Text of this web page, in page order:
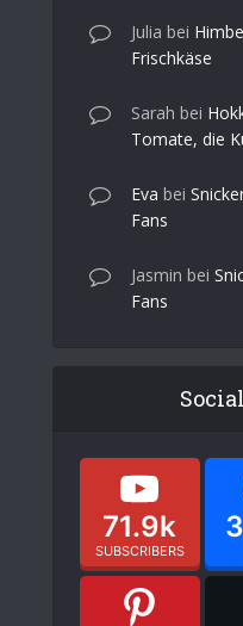
Julia bei
Frischkäse
Sarah bei
Tomate, die
Eva bei
Fans
Jasmin bei
Fans
71.9k
SUBSCRIBERS